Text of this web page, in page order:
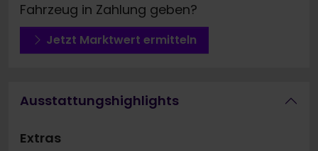
Fahrzeug in Zahlung geben?
Jetzt Marktwert ermitteln
Ausstattungshighlights
Extras